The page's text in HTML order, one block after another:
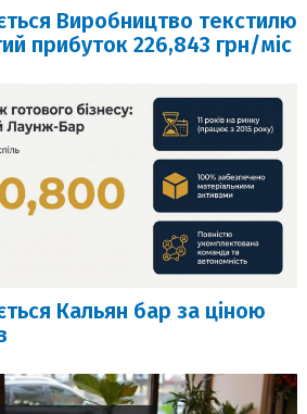
Виробництво текстилю
прибуток 226,843 грн/міс
Кальян бар за ціною